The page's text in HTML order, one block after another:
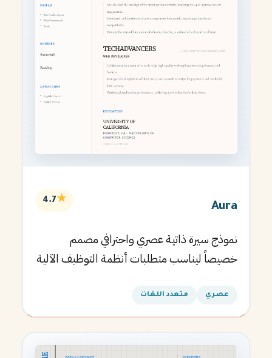
Aura
★
4.7
نموذج سيرة ذاتية عصري واحترافي مصمم
خصيصاً ليناسب متطلبات أنظمة التوظيف الآلية
عصري متعدد اللغات